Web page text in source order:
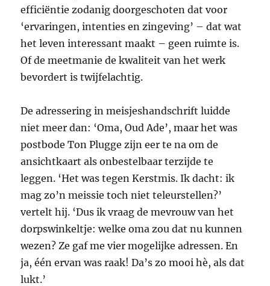
efficiëntie zodanig doorgeschoten dat voor
‘ervaringen, intenties en zingeving’ – dat wat
het leven interessant maakt – geen ruimte is.
Of de meetmanie de kwaliteit van het werk
bevordert is twijfelachtig.
De adressering in meisjeshandschrift luidde
niet meer dan: ‘Oma, Oud Ade’, maar het was
postbode Ton Plugge zijn eer te na om de
ansichtkaart als onbestelbaar terzijde te
leggen. ‘Het was tegen Kerstmis. Ik dacht: ik
mag zo’n meissie toch niet teleurstellen?’
vertelt hij. ‘Dus ik vraag de mevrouw van het
dorpswinkeltje: welke oma zou dat nu kunnen
wezen? Ze gaf me vier mogelijke adressen. En
ja, één ervan was raak! Da’s zo mooi hè, als dat
lukt.’